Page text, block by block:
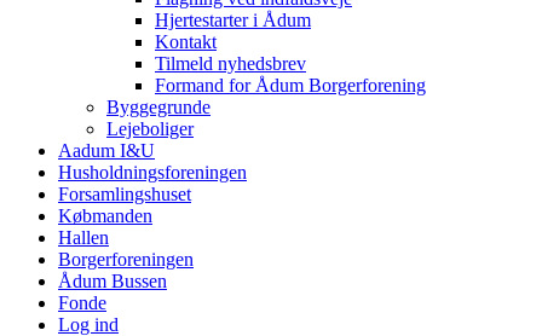
Hjertestarter i Ådum
Kontakt
Tilmeld nyhedsbrev
Formand for Ådum Borgerforening
Byggegrunde
Lejeboliger
Aadum I&U
Husholdningsforeningen
Forsamlingshuset
Købmanden
Hallen
Borgerforeningen
Ådum Bussen
Fonde
Log ind